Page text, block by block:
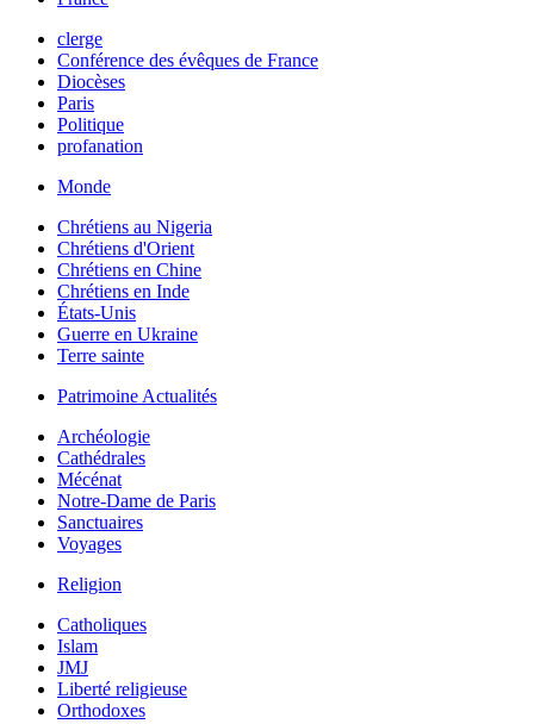
clerge
Conférence des évêques de France
Diocèses
Paris
Politique
profanation
Monde
Chrétiens au Nigeria
Chrétiens d'Orient
Chrétiens en Chine
Chrétiens en Inde
États-Unis
Guerre en Ukraine
Terre sainte
Patrimoine Actualités
Archéologie
Cathédrales
Mécénat
Notre-Dame de Paris
Sanctuaires
Voyages
Religion
Catholiques
Islam
JMJ
Liberté religieuse
Orthodoxes